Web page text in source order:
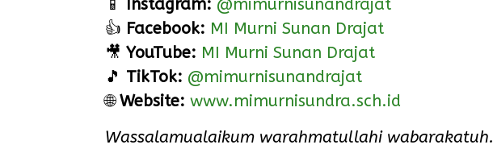
📱 Instagram: @mimurnisunandrajat
👍 Facebook: MI Murni Sunan Drajat
🎥 YouTube: MI Murni Sunan Drajat
🎵 TikTok: @mimurnisunandrajat
🌐Website: www.mimurnisundra.sch.id
Wassalamualaikum warahmatullahi wabarakatuh.